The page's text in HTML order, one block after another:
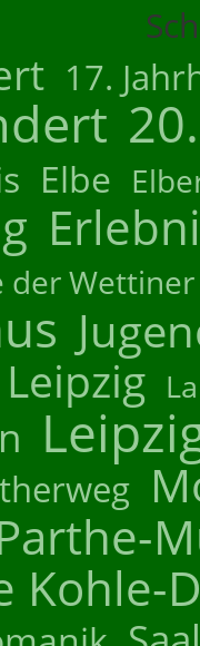
17.
Elbe
der Wettiner
Kohle-